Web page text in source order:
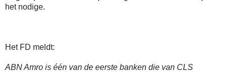
het nodige.
Het FD meldt:
ABN Amro is één van de eerste banken die van CLS